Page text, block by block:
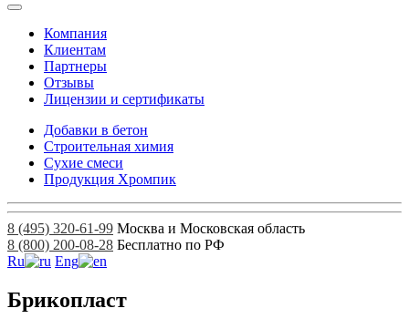
Компания
Клиентам
Партнеры
Отзывы
Лицензии и сертификаты
Добавки в бетон
Строительная химия
Сухие смеси
Продукция Хромпик
8 (495) 320-61-99 Москва и Московская область
8 (800) 200-08-28 Бесплатно по РФ
Ru
Eng
Брикопласт